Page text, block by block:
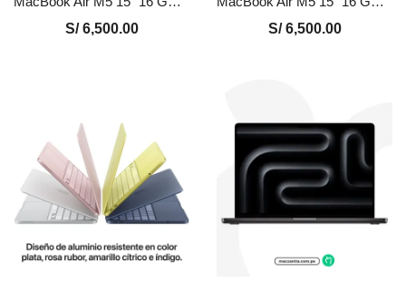
S/6,500.00
S/6,500.00